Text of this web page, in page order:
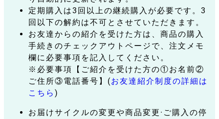
定期購入は3回以上の継続購入が必要です。3
回以下の解約は不可とさせていただきます。
お友達からの紹介を受けた方は、商品の購入
手続きのチェックアウトページで、注文メモ
欄に必要事項を記入してください。
※必要事項【ご紹介を受けた方の①お名前②
ご住所③電話番号】(お友達紹介制度の詳細は
こちら )
お届けサイクルの変更や商品変更·ご購入の停